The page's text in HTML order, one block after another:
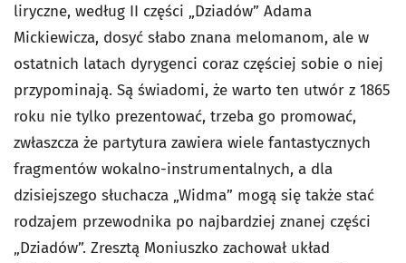
liryczne, według II części „Dziadów” Adama
Mickiewicza, dosyć słabo znana melomanom, ale w
ostatnich latach dyrygenci coraz częściej sobie o niej
przypominają. Są świadomi, że warto ten utwór z 1865
roku nie tylko prezentować, trzeba go promować,
zwłaszcza że partytura zawiera wiele fantastycznych
fragmentów wokalno-instrumentalnych, a dla
dzisiejszego słuchacza „Widma” mogą się także stać
rodzajem przewodnika po najbardziej znanej części
„Dziadów”. Zresztą Moniuszko zachował układ